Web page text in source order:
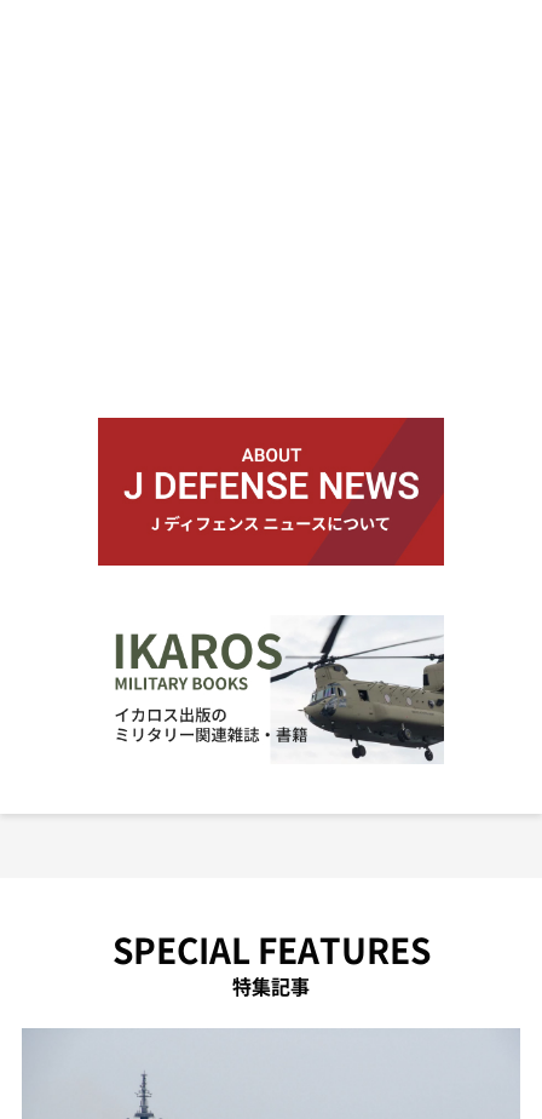
SPECIAL FEATURES
特集記事